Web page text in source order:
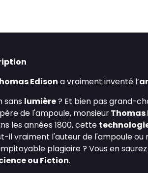
Edison a vraiment inventé l’
sans lumière? Et bien pas grand-
de l'ampoule, monsieurThomas
les années 1800, cette
il vraiment l'auteur de l'ampoule
plagiaire ? Vous en
ou Fiction.